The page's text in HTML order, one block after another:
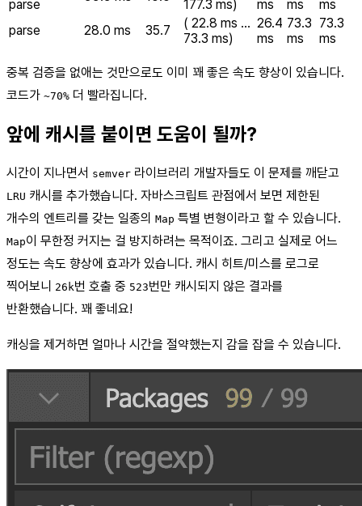
parse
177.3 ms)
ms
ms
ms
parse
28.0 ms 35.7
( 22.8 ms …
73.3 ms)
26.4
ms
73.3
ms
73.3
ms
중복 검증을 없애는 것만으로도 이미 꽤 좋은 속도 향상이 있습니다.
코드가 ~70% 더 빨라집니다.
앞에 캐시를 붙이면 도움이 될까?
시간이 지나면서 semver 라이브러리 개발자들도 이 문제를 깨닫고
LRU 캐시를 추가했습니다. 자바스크립트 관점에서 보면 제한된
개수의 엔트리를 갖는 일종의 Map 특별 변형이라고 할 수 있습니다.
Map이 무한정 커지는 걸 방지하려는 목적이죠. 그리고 실제로 어느
정도는 속도 향상에 효과가 있습니다. 캐시 히트/미스를 로그로
찍어보니 26k번 호출 중 523번만 캐시되지 않은 결과를
반환했습니다. 꽤 좋네요!
캐싱을 제거하면 얼마나 시간을 절약했는지 감을 잡을 수 있습니다.